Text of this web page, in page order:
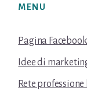
MENU
Pagina Facebook
Idee di
Rete